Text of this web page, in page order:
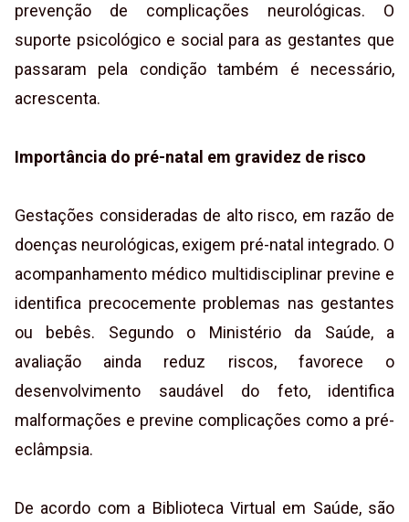
prevenção de complicações neurológicas. O
suporte psicológico e social para as gestantes que
passaram pela condição também é necessário,
acrescenta.
Importância do pré-natal em gravidez de risco
Gestações consideradas de alto risco, em razão de
doenças neurológicas, exigem pré-natal integrado. O
acompanhamento médico multidisciplinar previne e
identifica precocemente problemas nas gestantes
ou bebês. Segundo o Ministério da Saúde, a
avaliação ainda reduz riscos, favorece o
desenvolvimento saudável do feto, identifica
malformações e previne complicações como a pré-
eclâmpsia.
De acordo com a Biblioteca Virtual em Saúde, são